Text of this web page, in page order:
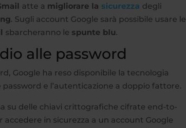
atte a migliorare la sicurezza degli
. Sugli account Google sarà possibile usare le
sbarcheranno le spunte blu.
alle password
Google ha reso disponibile la tecnologia
e l’autenticazione a doppio fattore.
su delle chiavi crittografiche cifrate end-to-
in sicurezza a un account Google